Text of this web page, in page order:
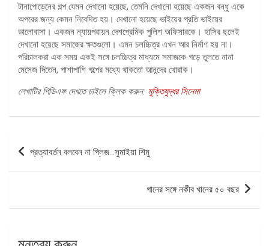
টানাপোড়েনের গল্প যেমন দেখানো হয়েছে, তেমনি দেখানো হয়েছে একজন বন্ধু একে
অপরের জন্য কেমন নিবেদিত হয়। দেখানো হয়েছে ভাইয়ের প্রতি ভাইয়ের
ভালোবাসা। একজন ন্যায়পরায়ন দেশপ্রেমিক পুলিশ অফিসারকে। হাসির ছলেই
দেখানো হয়েছে সমাজের ক্ষতগুলো। এমন চলচ্চিত্র এখন আর নির্মাণ হয় না।
পরিচালকরা এক সময় একই সঙ্গে চলচ্চিত্র মাধ্যমে সমাজকে গড়ে তুলতে নানা
মেসেজ দিতেন, পাশাপাশি গল্পের মধ্যে থাকতো আনন্দের খোরাক।
লেখাটির পিডিএফ দেখতে চাইলে ক্লিক করুন: মুক্তিযুদ্ধর সিনেমা
পোস্ট
ন্যাভিগেশন
প্রত্যাবর্তন বলবেন না প্লিজ…সুমাইয়া শিমু
গানের সঙ্গে নকীব খানের ৫০ বছর